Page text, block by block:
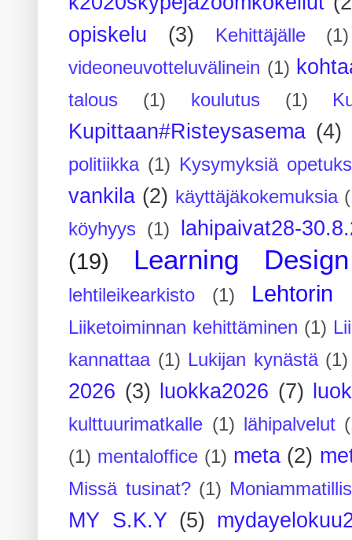
opiskelu
(3) Kehittäjälle
(1)
videoneuvotteluvälinein (1)
talous (1) koulutus (1)
Kupittaan#Risteysasema (4)
politiikka (1) Kysymyksiä
vankila (2) käyttäjäkokemuksia
köyhyys
(1) lahipaivat28-
(19) Learning Design
lehtileikearkisto (1) Lehtorin
Liiketoiminnan kehittäminen (1)
kannattaa (1) Lukijan kynästä (1)
2026 (3) luokka2026 (7)
kulttuurimatkalle (1) lähipalvelut
(1) mentaloffice (1) meta (2)
Missä tusinat? (1)
MY S.K.Y (5)